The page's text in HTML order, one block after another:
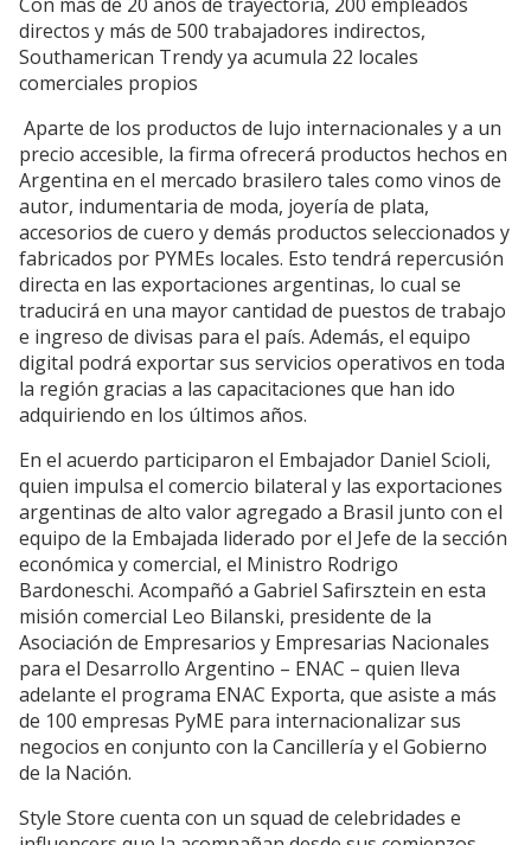
directos y más de 500 trabajadores indirectos,
Southamerican Trendy ya acumula 22 locales
comerciales propios
Aparte de los productos de lujo internacionales y a un
precio accesible, la firma ofrecerá productos hechos en
Argentina en el mercado brasilero tales como vinos de
autor, indumentaria de moda, joyería de plata,
accesorios de cuero y demás productos seleccionados y
fabricados por PYMEs locales. Esto tendrá repercusión
directa en las exportaciones argentinas, lo cual se
traducirá en una mayor cantidad de puestos de trabajo
e ingreso de divisas para el país. Además, el equipo
digital podrá exportar sus servicios operativos en toda
la región gracias a las capacitaciones que han ido
adquiriendo en los últimos años.
En el acuerdo participaron el Embajador Daniel Scioli,
quien impulsa el comercio bilateral y las exportaciones
argentinas de alto valor agregado a Brasil junto con el
equipo de la Embajada liderado por el Jefe de la sección
económica y comercial, el Ministro Rodrigo
Bardoneschi. Acompañó a Gabriel Safirsztein en esta
misión comercial Leo Bilanski, presidente de la
Asociación de Empresarios y Empresarias Nacionales
para el Desarrollo Argentino – ENAC – quien lleva
adelante el programa ENAC Exporta, que asiste a más
de 100 empresas PyME para internacionalizar sus
negocios en conjunto con la Cancillería y el Gobierno
de la Nación.